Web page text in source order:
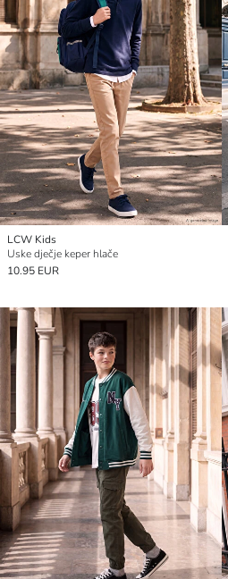
LCW Kids
Uske dječje keper hlače
10.95 EUR